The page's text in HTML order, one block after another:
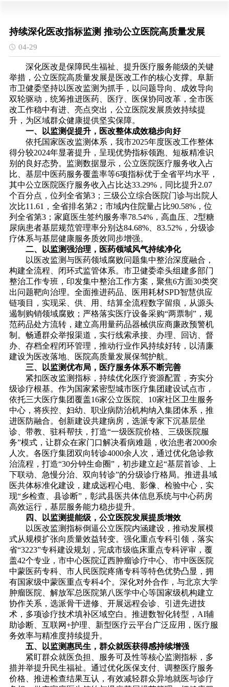
持续深化医改指标监测 推动公立医院高质量发展
04-29
深化医改是保障民生福祉、提升医疗服务能级的关键
举措，公立医院高质量发展是医改工作的核心支撑。阜新
市卫健委坚持以医改监测为抓手，以问题导向、成效导向
双轮驱动，统筹推进医药、医疗、医保协同改革，全市医
改工作稳中有进、亮点突出，公立医院发展质效持续提
升，为区域群众健康提供坚实保障。
一、以监测促提升，医改整体成效稳步向好
依托国家医改监测体系，我市2025年度医改工作整体
得分较2024年显著提升，呈现优势指标领跑、短板精准识
别的良好态势。监测数据显示，公立医院医疗服务收入占
比、基层中医药服务覆盖率等6项指标优于全省平均水平，
其中公立医院医疗服务收入占比达33.29%，同比提升2.07
个百分点，位列全省第3；三级公立综合医院门诊与出院人
次比11.61，全省排名第2；市域内住院量占比90.58%，位
列全省第3；家庭医生签约服务率78.54%，高血压、2型糖
尿病患者基层规范管理率分别达84.68%、83.52%，分级诊
疗体系与基层健康服务质效同步增强。
二、以监测强治理，医药领域风气持续净化
以医改监测与医药领域腐败问题集中整治深度融合，
构建全流程、闭环式监管体系。市卫健委牵头组建多部门
整治工作专班，印发集中整治工作方案，聚焦6方面30类突
出问题靶向治理。全面推进药品、医用耗材SPD智慧供应
链项目，实现采、供、用、结算全流程数字留痕，从源头
遏制购销领域腐败；严格落实医疗设备采购“两票制”，规
范药品处方流转，建立高用量药品器械供应商廉政预警机
制。畅通群众举报渠道，实行线索承接、办理、回访、督
办、存档全程闭环管理，推动行业作风持续好转，以清廉
建设为医改落地、医院高质量发展保驾护航。
三、以监测优布局，医疗服务体系不断完善
紧扣医改监测指标，持续优化医疗资源配置，夯实分
级诊疗根基。作为国家紧密型城市医疗集团建设试点市，
依托三大医疗集团覆盖16家公立医院、10家社区卫生服务
中心，将疾控、妇幼、职业病防治机构纳入集团体系，推
进医防融合。创新建设共建病房，选派专家下沉基层坐
诊、带教、驻科帮扶，打造“一级医院价格、三级医院服
务”模式，让群众在家门口解决看病难题，收治患者2000余
人次。各医疗集团双向转诊4000余人次，通过优化急诊救
治流程，打造“30分钟生命圈”，初步建立起“基层首诊、上
下联动、急慢分治、双向转诊”的分级诊疗格局。推进县域
医共体标准化建设，建成远程心电、影像、检验中心，实
现“乡检查、县诊断”，彰武县医共体信息系统与中心药房
高效运行，基层服务能力稳步提升。
四、以监测提能级，公立医院发展提质增效
以医改监测指标倒逼公立医院内涵建设，推动发展模
式从规模扩张向质量效益转变。强化重点专科引领，落实
省“3223”专科建设规划，完成市级临床重点专科评审，覆
盖42个专业，市中心医院辽西肿瘤诊疗中心、市中医医院
中蒙医药专科、市人民医院疼痛专科等特色优势凸显，拥
有国家级中蒙医重点专科4个。深化对外合作，与北京大学
肿瘤医院、解放军总医院第八医学中心等国家级机构建立
协作关系，选派骨干进修、开展远程会诊、引进先进技
术，多项诊疗技术填补区域空白。推进数智化转型，AI辅
助诊断、互联网+护理、新型医疗云平台广泛应用，医疗服
务效率与精准度持续提升。
五、以监测惠民生，群众就医获得感持续增强
紧盯群众就医负担、服务可及性等核心监测指标，多
措并举提升民生福祉。通过优化医保支付、调整医疗服务
价格、推进检查结果互认，有效减轻群众异地就医与诊疗